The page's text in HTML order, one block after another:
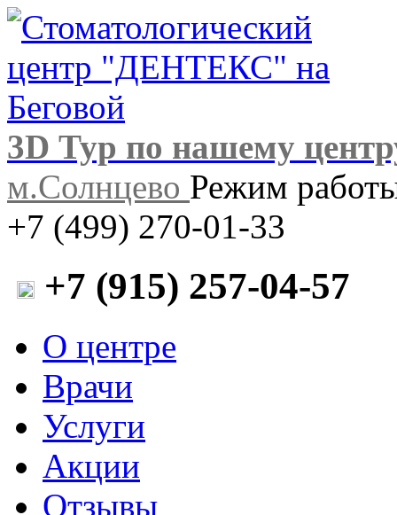
3D Тур по нашему
м.Солнцево Режим
+7 (499) 270-01-33
+7 (915) 257-04-57
О центре
Врачи
Услуги
Акции
Отзывы